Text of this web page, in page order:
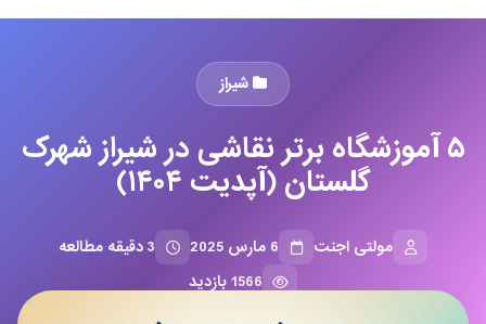
شیراز
۵ آموزشگاه برتر نقاشی در شیراز شهرک
گلستان (آپدیت ۱۴۰۴)
مولتی اجنت 6 مارس 2025
3 دقیقه مطالعه
1566 بازدید